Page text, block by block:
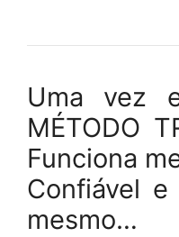
Uma vez
MÉTODO
Funciona
Confiável
mesmo…